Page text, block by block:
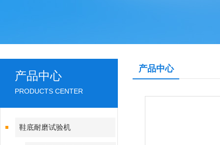
产品中心
PRODUCTS CENTER
鞋底耐磨试验机
产品中心